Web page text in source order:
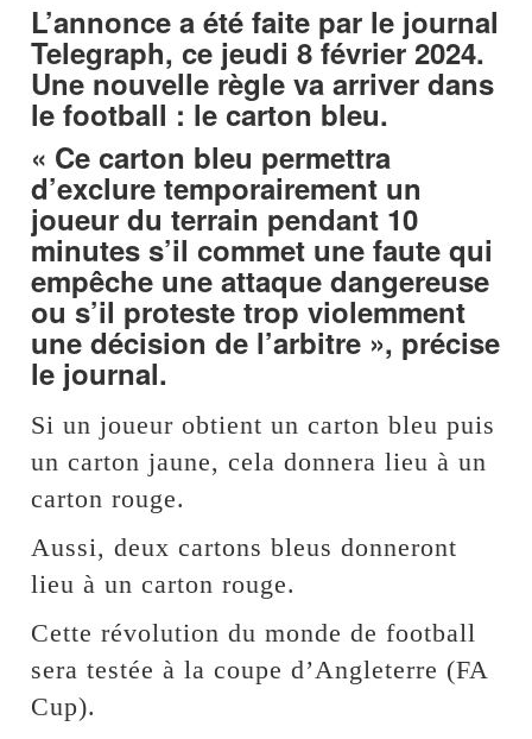
L’annonce a été faite par le journal
Telegraph, ce jeudi 8 février 2024.
Une nouvelle règle va arriver dans
le football : le carton bleu.
« Ce carton bleu permettra
d’exclure temporairement un
joueur du terrain pendant 10
minutes s’il commet une faute qui
empêche une attaque dangereuse
ou s’il proteste trop violemment
une décision de l’arbitre », précise
le journal.
Si un joueur obtient un carton bleu puis
un carton jaune, cela donnera lieu à un
carton rouge.
Aussi, deux cartons bleus donneront
lieu à un carton rouge.
Cette révolution du monde de football
sera testée à la coupe d’Angleterre (FA
Cup).